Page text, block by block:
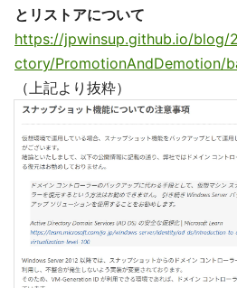
とリストアについて
https://jpwinsup.github.io/
ctory/PromotionAndDemotion/
（上記より抜粋）